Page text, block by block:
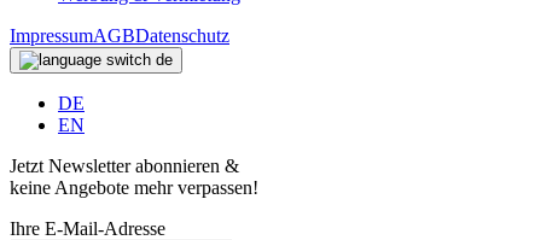
ImpressumAGBDatenschutz
de
DE
EN
Jetzt Newsletter abonnieren &
keine Angebote mehr verpassen!
Ihre E-Mail-Adresse